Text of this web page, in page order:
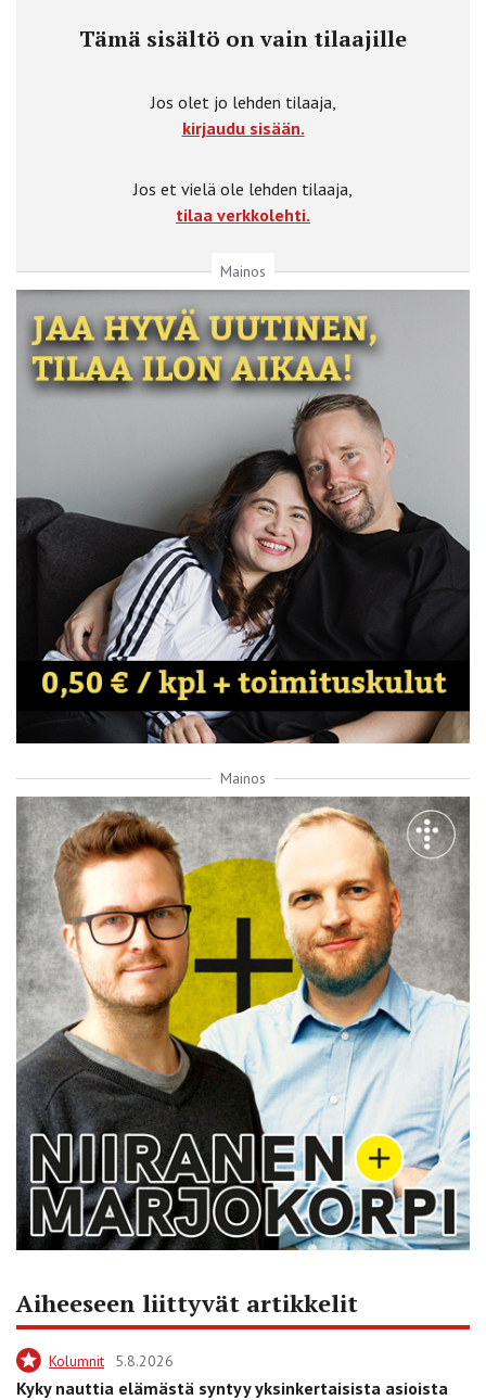
Tämä sisältö on vain tilaajille
Jos olet jo lehden tilaaja,
kirjaudu sisään.
Jos et vielä ole lehden tilaaja,
tilaa verkkolehti.
Mainos
Mainos
Aiheeseen liittyvät artikkelit
Kolumnit 5.8.2026
Kyky nauttia elämästä syntyy yksinkertaisista asioista